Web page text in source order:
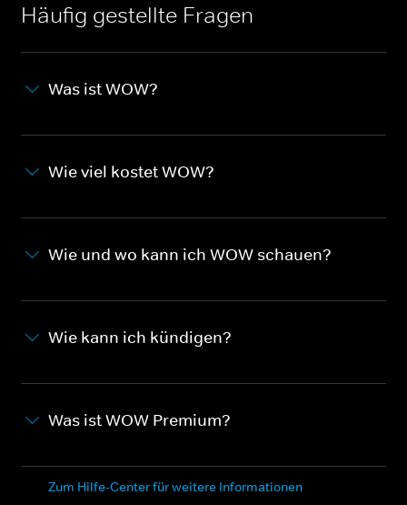
Häufig gestellte Fragen
Was ist WOW?
Wie viel kostet WOW?
Wie und wo kann ich WOW schauen?
Wie kann ich kündigen?
Was ist WOW Premium?
Zum Hilfe-Center für weitere Informationen